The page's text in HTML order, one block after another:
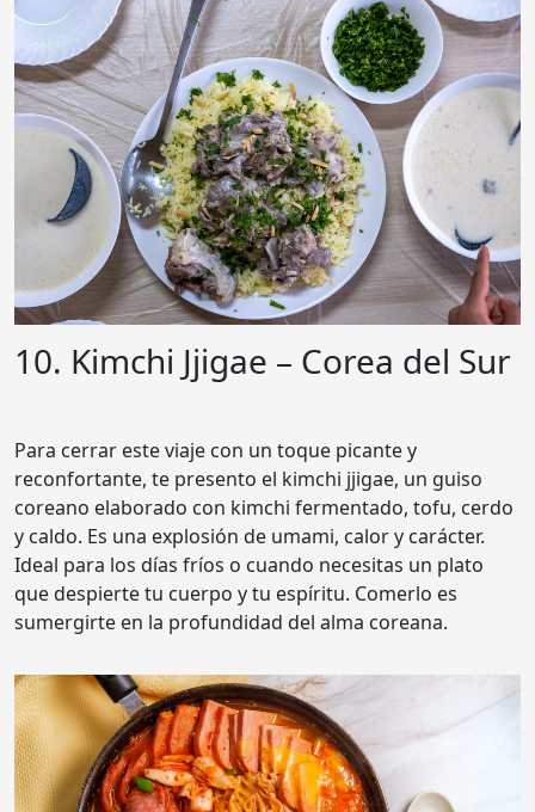
10. Kimchi Jjigae – Corea del Sur
Para cerrar este viaje con un toque picante y
reconfortante, te presento el kimchi jjigae, un guiso
coreano elaborado con kimchi fermentado, tofu, cerdo
y caldo. Es una explosión de umami, calor y carácter.
Ideal para los días fríos o cuando necesitas un plato
que despierte tu cuerpo y tu espíritu. Comerlo es
sumergirte en la profundidad del alma coreana.